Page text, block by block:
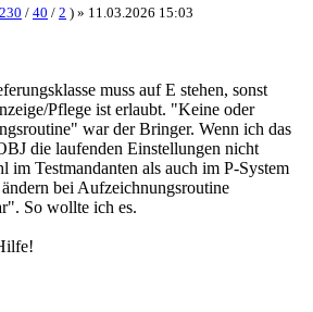
230 / 40 / 2 ) » 11.03.2026 15:03
muss auf E stehen, sonst
Pflege ist erlaubt. "Keine oder
war der Bringer. Wenn ich das
die laufenden Einstellungen nicht
im Testmandanten als auch im P-System
bei Aufzeichnungsroutine
So wollte ich es.